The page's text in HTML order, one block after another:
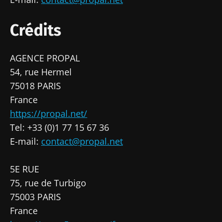
Crédits
AGENCE PROPAL
54, rue Hermel
75018 PARIS
France
https://propal.net/
Tel: +33 (0)1 77 15 67 36
E-mail: contact@propal.net
5E RUE
75, rue de Turbigo
75003 PARIS
France
Rejoignez la communauté Microbiota des
professionnels de santé et des chercheurs et
recevez le "Microbiota Digest" et le "HCP
Ne partez pas si vite !
Rejoignez la communauté Microbiota des
professionnels de santé et des chercheurs et
recevez le "Microbiota Digest" et le "HCP
Magazine" pour rester au courant des
dernières actualités sur le microbiote.
Je souhaite m'inscrire afin de recevoir